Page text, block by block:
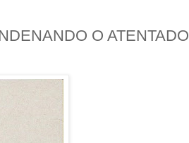
O ATENTADO